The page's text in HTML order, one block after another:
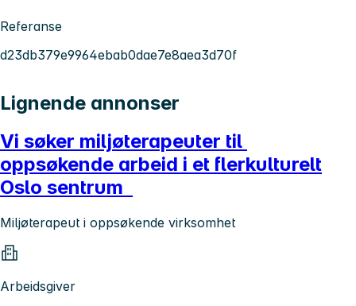
Referanse
d23db379e9964ebab0dae7e8aea3d70f
Lignende annonser
Vi søker miljøterapeuter til
oppsøkende arbeid i et flerkulturelt
Oslo sentrum
Miljøterapeut i oppsøkende virksomhet
Arbeidsgiver